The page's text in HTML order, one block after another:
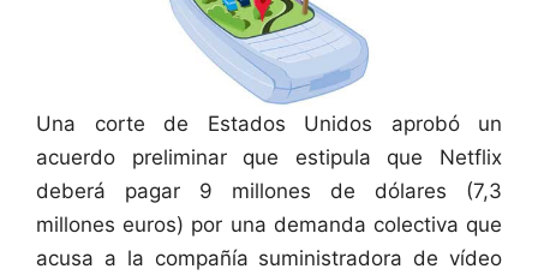
Una corte de Estados Unidos aprobó un
acuerdo preliminar que estipula que Netflix
deberá pagar 9 millones de dólares (7,3
millones euros) por una demanda colectiva que
acusa a la compañía suministradora de vídeo